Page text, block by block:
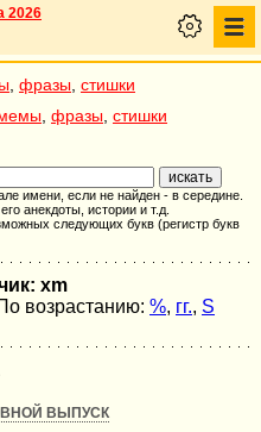
2026
фразы стишки
фразы стишки
имени, если не найден - в середине.
анекдоты, истории и т.д.
следующих букв (регистр букв
xm
возрастанию: %, гг., S
ВЫПУСК